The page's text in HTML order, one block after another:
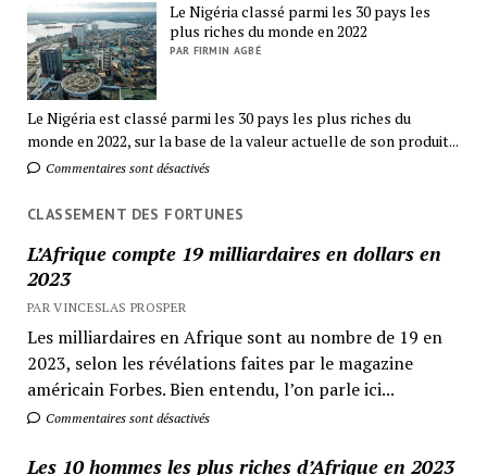
Le Nigéria classé parmi les 30 pays les
plus riches du monde en 2022
PAR FIRMIN AGBÉ
Le Nigéria est classé parmi les 30 pays les plus riches du
monde en 2022, sur la base de la valeur actuelle de son produit...
Commentaires sont désactivés
CLASSEMENT DES FORTUNES
L’Afrique compte 19 milliardaires en dollars en
2023
PAR VINCESLAS PROSPER
Les milliardaires en Afrique sont au nombre de 19 en
2023, selon les révélations faites par le magazine
américain Forbes. Bien entendu, l’on parle ici...
Commentaires sont désactivés
Les 10 hommes les plus riches d’Afrique en 2023